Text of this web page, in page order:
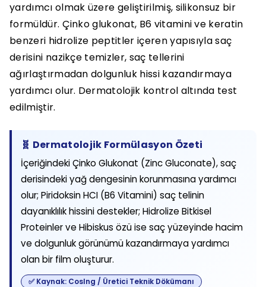
yardımcı olmak üzere geliştirilmiş, silikonsuz bir
formüldür. Çinko glukonat, B6 vitamini ve keratin
benzeri hidrolize peptitler içeren yapısıyla saç
derisini nazikçe temizler, saç tellerini
ağırlaştırmadan dolgunluk hissi kazandırmaya
yardımcı olur. Dermatolojik kontrol altında test
edilmiştir.
🧬 Dermatolojik Formülasyon Özeti
İçeriğindeki Çinko Glukonat (Zinc Gluconate), saç
derisindeki yağ dengesinin korunmasına yardımcı
olur; Piridoksin HCI (B6 Vitamini) saç telinin
dayanıklılık hissini destekler; Hidrolize Bitkisel
Proteinler ve Hibiskus özü ise saç yüzeyinde hacim
ve dolgunluk görünümü kazandırmaya yardımcı
olan bir film oluşturur.
✅ Kaynak: CosIng / Üretici Teknik Dökümanı